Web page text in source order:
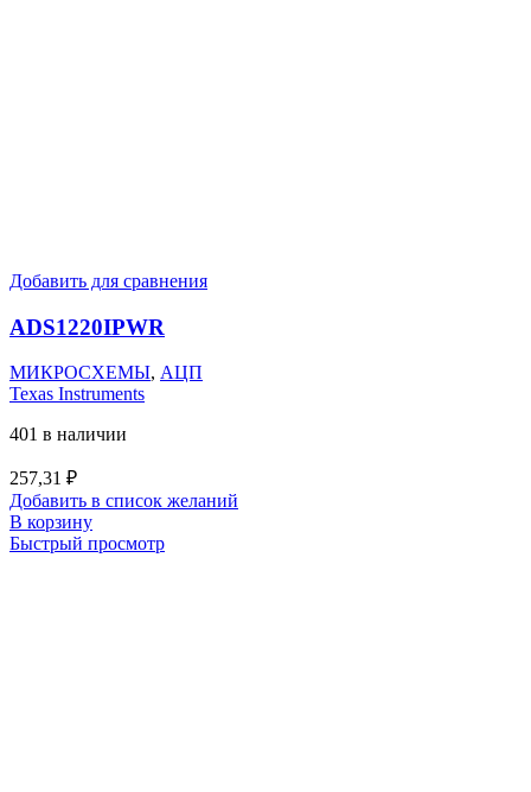
Добавить для сравнения
ADS1220IPWR
МИКРОСХЕМЫ, АЦП
Texas Instruments
401 в наличии
257,31 ₽
Добавить в список желаний
В корзину
Быстрый просмотр